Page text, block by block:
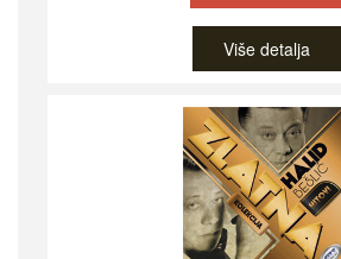
Više detalja